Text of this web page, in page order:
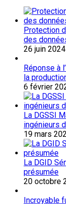
Protection
des
26 juin 2024
Réponse à
la
6 février
La DGSSI
ingénieurs
19 mars
La DGID
présumée
20 octobre
Incroyable